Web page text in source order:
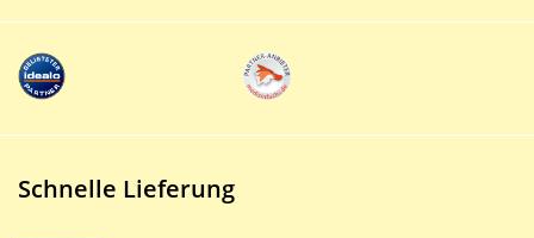
Schnelle Lieferung